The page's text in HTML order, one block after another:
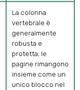
La colonna
vertebrale è
generalmente
robusta e
protetta; le
pagine rimangono
insieme come un
unico blocco nel